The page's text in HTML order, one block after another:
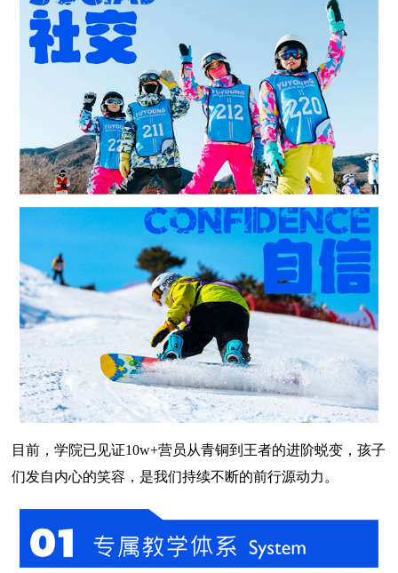
目前，学院已见证10w+营员从青铜到王者的进阶蜕变，孩子
们发自内心的笑容，是我们持续不断的前行源动力。